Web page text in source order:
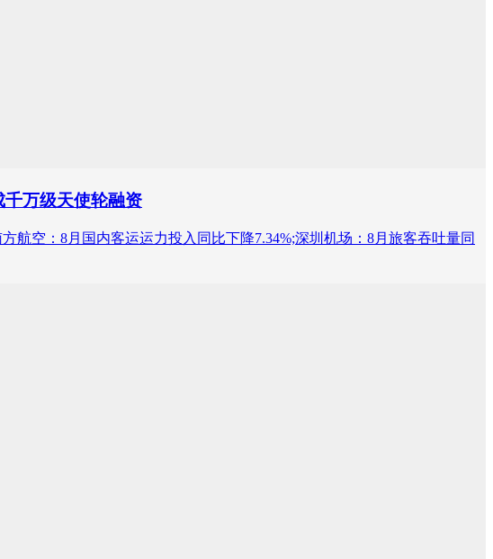
万级天使轮融资
空：8月国内客运运力投入同比下降7.34%;深圳机场：8月旅客吞吐量同